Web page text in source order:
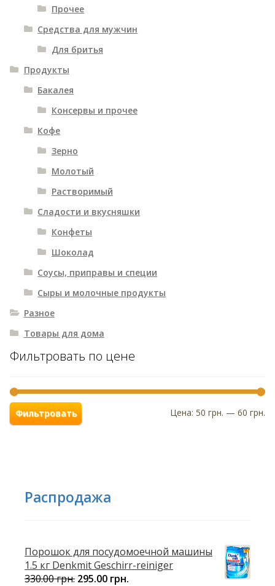
Прочее
Средства для мужчин
Для бритья
Продукты
Бакалея
Консервы и прочее
Кофе
Зерно
Молотый
Растворимый
Сладости и вкусняшки
Конфеты
Шоколад
Соусы, приправы и специи
Сыры и молочные продукты
Разное
Товары для дома
Фильтровать по цене
Фильтровать Цена: 50 грн. — 60 грн.
Распродажа
Порошок для посудомоечной машины
1.5 кг Denkmit Geschirr-reiniger
330.00грн. 295.00 грн.